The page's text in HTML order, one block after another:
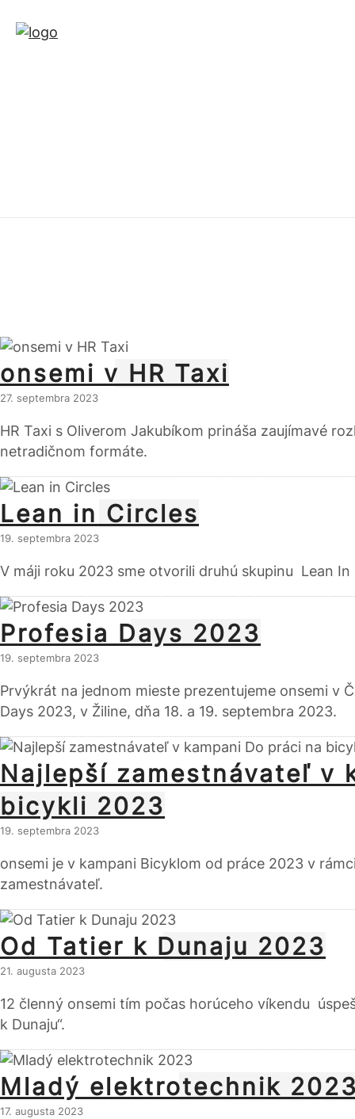
onsemi v HR Taxi
27. septembra 2023
HR Taxi s Oliverom Jakubíkom prináša zaujímavé
netradičnom formáte.
Lean in Circles
19. septembra 2023
V máji roku 2023 sme otvorili druhú skupinu Lean
Profesia Days 2023
19. septembra 2023
Prvýkrát na jednom mieste prezentujeme onsemi v
Days 2023, v Žiline, dňa 18. a 19. septembra 2023.
Najlepší zamestnávateľ v
bicykli 2023
19. septembra 2023
onsemi je v kampani Bicyklom od práce 2023 v
zamestnávateľ.
Od Tatier k Dunaju 2023
21. augusta 2023
12 členný onsemi tím počas horúceho víkendu
k Dunaju“.
Mladý elektrotechnik
17. augusta 2023